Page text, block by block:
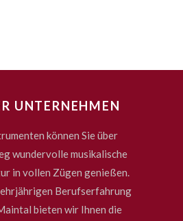
UNTERNEHMEN
können Sie über
wundervolle musikalische
in vollen Zügen genießen.
Berufserfahrung
bieten wir Ihnen die